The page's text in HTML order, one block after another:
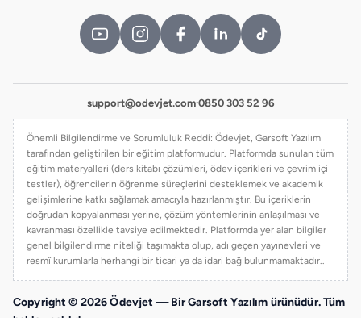
support@odevjet.com·0850 303 52 96
Önemli Bilgilendirme ve Sorumluluk Reddi: Ödevjet, Garsoft Yazılım
tarafından geliştirilen bir eğitim platformudur. Platformda sunulan tüm
eğitim materyalleri (ders kitabı çözümleri, ödev içerikleri ve çevrim içi
testler), öğrencilerin öğrenme süreçlerini desteklemek ve akademik
gelişimlerine katkı sağlamak amacıyla hazırlanmıştır. Bu içeriklerin
doğrudan kopyalanması yerine, çözüm yöntemlerinin anlaşılması ve
kavranması özellikle tavsiye edilmektedir. Platformda yer alan bilgiler
genel bilgilendirme niteliği taşımakta olup, adı geçen yayınevleri ve
resmî kurumlarla herhangi bir ticari ya da idari bağ bulunmamaktadır..
Copyright © 2026 Ödevjet — Bir Garsoft Yazılım ürünüdür. Tüm